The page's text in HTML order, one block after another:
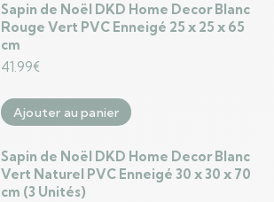
Sapin de Noël DKD Home Decor Blanc
Rouge Vert PVC Enneigé 25 x 25 x 65
cm
41.99€
Ajouter au panier
Sapin de Noël DKD Home Decor Blanc
Vert Naturel PVC Enneigé 30 x 30 x 70
cm (3 Unités)